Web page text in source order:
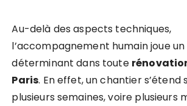
Au-delà des aspects techniques,
l’accompagnement humain joue
déterminant dans toute
Paris. En effet, un chantier s’étend
plusieurs semaines, voire plusieurs